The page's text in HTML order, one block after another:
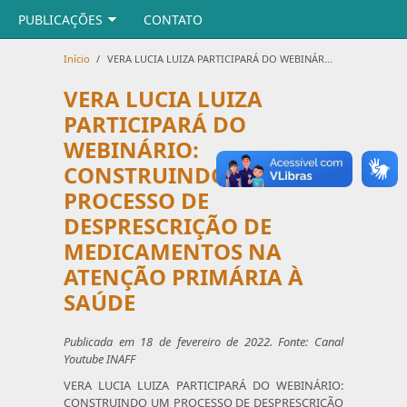
PUBLICAÇÕES CONTATO
Início / VERA LUCIA LUIZA PARTICIPARÁ DO WEBINÁRIO: CONSTRUINDO UM PROCESSO DE DESPRESCRIÇÃO DE MEDICAMENTOS NA ATENÇÃO PRIMÁRIA À SAÚDE
VERA LUCIA LUIZA
PARTICIPARÁ DO
WEBINÁRIO:
CONSTRUINDO UM
PROCESSO DE
DESPRESCRIÇÃO DE
MEDICAMENTOS NA
ATENÇÃO PRIMÁRIA À
SAÚDE
Publicada em 18 de fevereiro de 2022. Fonte: Canal
Youtube INAFF
VERA LUCIA LUIZA PARTICIPARÁ DO WEBINÁRIO:
CONSTRUINDO UM PROCESSO DE DESPRESCRIÇÃO